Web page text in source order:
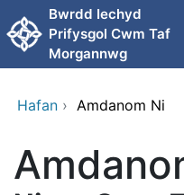
Neidio i'r prif gynnwy
Bwrdd Iechyd
Prifysgol Cwm Taf
Morgannwg
Hafan › Amdanom Ni